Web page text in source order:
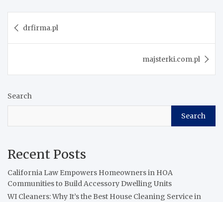
navigation
drfirma.pl
majsterki.com.pl
Search
Search
Recent Posts
California Law Empowers Homeowners in HOA
Communities to Build Accessory Dwelling Units
WI Cleaners: Why It’s the Best House Cleaning Service in